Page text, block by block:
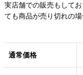
実店舗での販売もして
ても商品が売り切れの
通常価格